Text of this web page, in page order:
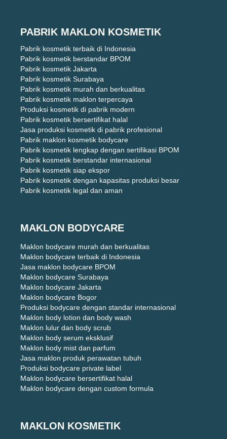
PABRIK MAKLON KOSMETIK
Pabrik kosmetik terbaik di Indonesia
Pabrik kosmetik berstandar BPOM
Pabrik kosmetik Jakarta
Pabrik kosmetik Surabaya
Pabrik kosmetik murah dan berkualitas
Pabrik kosmetik maklon terpercaya
Produksi kosmetik di pabrik modern
Pabrik kosmetik bersertifikat halal
Jasa produksi kosmetik di pabrik profesional
Pabrik maklon kosmetik bodycare
Pabrik kosmetik lengkap dengan sertifikasi BPOM
Pabrik kosmetik berstandar internasional
Pabrik kosmetik siap ekspor
Pabrik kosmetik dengan kapasitas produksi besar
Pabrik kosmetik legal dan aman
MAKLON BODYCARE
Maklon bodycare murah dan berkualitas
Maklon bodycare terbaik di Indonesia
Jasa maklon bodycare BPOM
Maklon bodycare Surabaya
Maklon bodycare Jakarta
Maklon bodycare Bogor
Produksi bodycare dengan standar internasional
Maklon body lotion dan body wash
Maklon lulur dan body scrub
Maklon body serum eksklusif
Maklon body mist dan parfum
Jasa maklon produk perawatan tubuh
Produksi bodycare private label
Maklon bodycare bersertifikat halal
Maklon bodycare dengan custom formula
MAKLON KOSMETIK